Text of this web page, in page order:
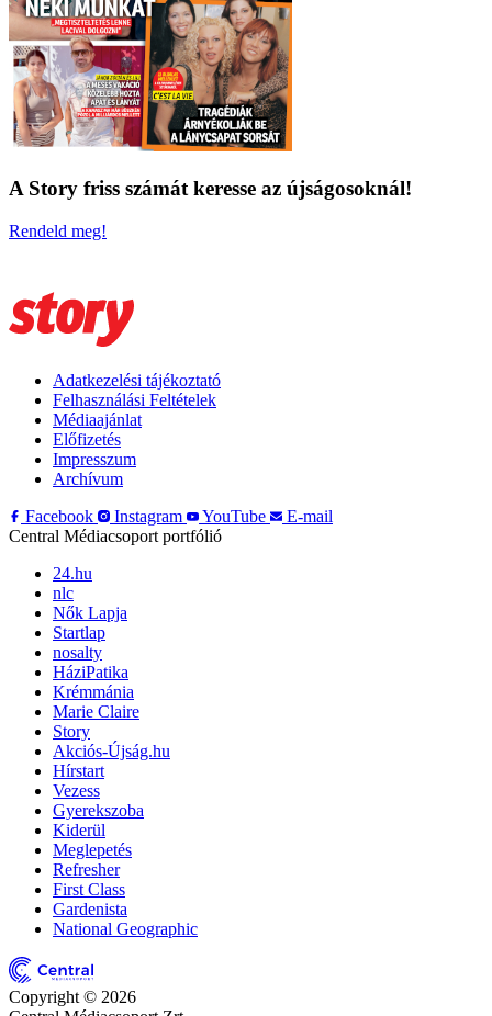
A Story friss számát keresse az újságosoknál!
Rendeld meg!
Adatkezelési tájékoztató
Felhasználási Feltételek
Médiaajánlat
Előfizetés
Impresszum
Archívum
Facebook
Instagram YouTube
E-mail
Central Médiacsoport portfólió
24.hu
nlc
Nők Lapja
Startlap
nosalty
HáziPatika
Krémmánia
Marie Claire
Story
Akciós-Újság.hu
Hírstart
Vezess
Gyerekszoba
Kiderül
Meglepetés
Refresher
First Class
Gardenista
National Geographic
Copyright © 2026